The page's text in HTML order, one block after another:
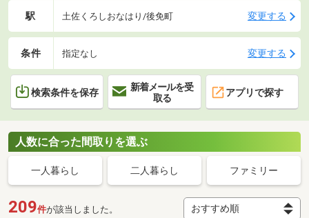
駅 土佐くろしおなはり/後免町 変更する
条件 指定なし 変更する
検索条件を保存
新着メールを受
取る
アプリで探す
人数に合った間取りを選ぶ
一人暮らし 二人暮らし ファミリー
209件が該当しました。